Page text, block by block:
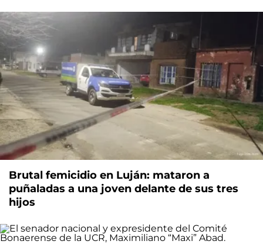
Brutal femicidio en Luján: mataron a
puñaladas a una joven delante de sus tres
hijos